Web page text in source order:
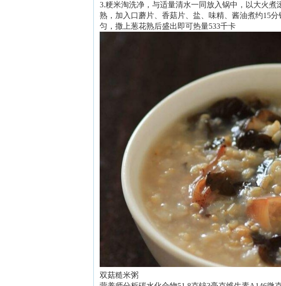
3.粳米淘洗净，与适量清水一同放入锅中，以大火煮
熟，加入口蘑片、香菇片、盐、味精、酱油煮约15
匀，撒上葱花熟后盛出即可热量533千卡
双菇糙米粥